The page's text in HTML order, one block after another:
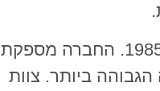
חתוכה עפר, פיתוח וכבישים נוסדה בשנת 1985. החברה מספקת
ביותר. צוות